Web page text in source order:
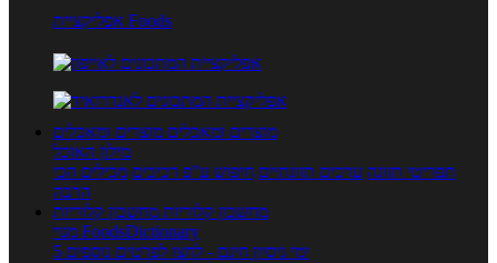
אפליקציית Foods
מוצרים ומאכלים מוצרים ומאכלים
מילון האוכל
תפריטי תזונה ערכים תזונתיים חיפוש ע"פ רכיבים מכילים הכי
הרבה
מחשבון קלוריות מחשבון קלוריות
מנוי FoodsDictionary
5 ימי ניסיון חינם - לחצו לפרטים נוספים